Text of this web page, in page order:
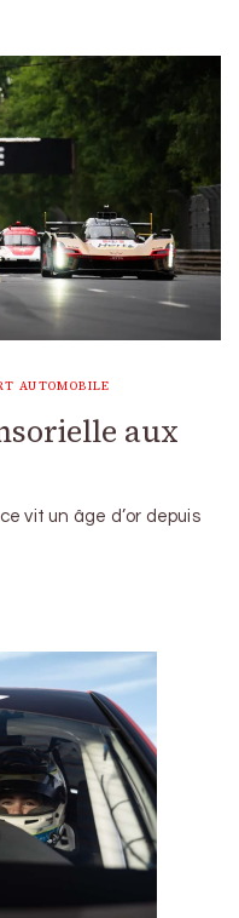
AUTOMOBILE
aux
vit un âge d’or depuis